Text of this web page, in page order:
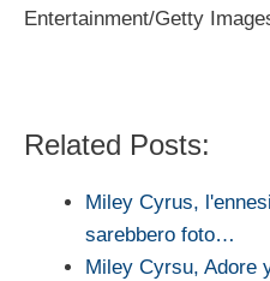
Entertainment/Getty
Related Posts:
Miley Cyrus,
sarebbero foto…
Miley Cyrsu, Adore